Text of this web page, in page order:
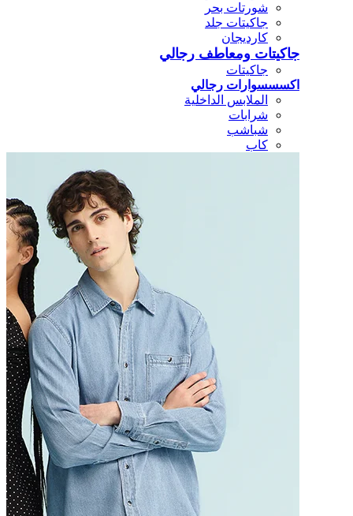
شورتات بحر
جاكيتات جلد
كارديجان
جاكيتات ومعاطف رجالي
جاكيتات
اكسسسوارات رجالي
الملابس الداخلية
شرابات
شباشب
كاب